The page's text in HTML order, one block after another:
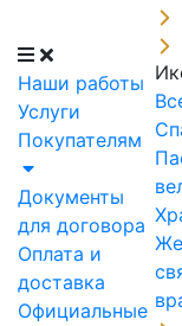
Наши работы
Услуги
Покупателям
Документы
для договора
Оплата и
доставка
Официальные